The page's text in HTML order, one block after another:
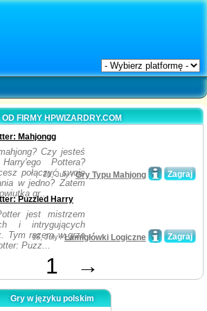
OD FIRMY HPWIZARDRY.COM
Mahjongg
Czy jesteś
Pottera?
połączyć swoje
w jedno? Zatem
gr...
Zagraj
20, July /Gry Typu Mahjong
Puzzled Harry
jest mistrzem
i intrygujących
Tym razem w grze
Puzz...
Zagraj
15, July /Łamigłówki Logiczne
1 →
Gry w języku polskim